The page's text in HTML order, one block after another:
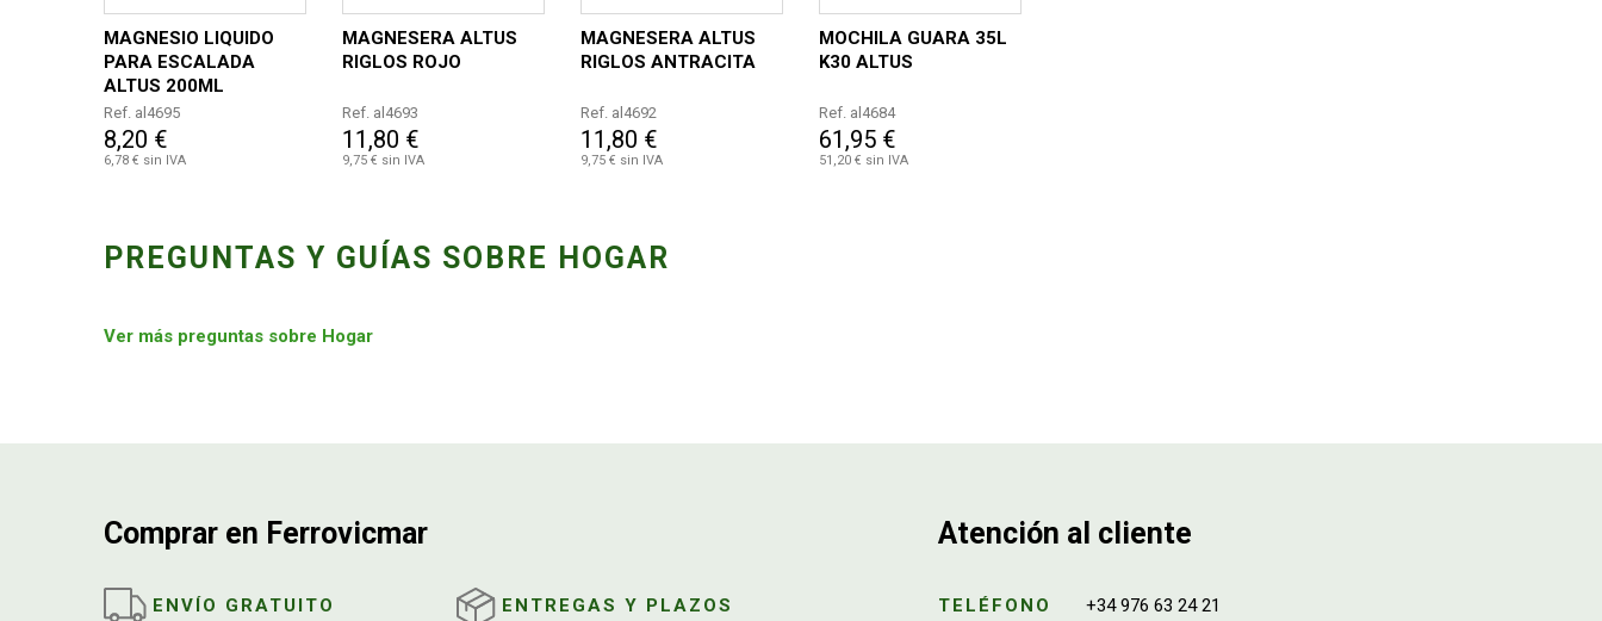
MAGNESIO LIQUIDO
PARA ESCALADA
ALTUS 200ML
Ref. al4695
8,20 €
6,78 € sin IVA
MAGNESERA ALTUS
RIGLOS ROJO
Ref. al4693
11,80 €
9,75 € sin IVA
MAGNESERA ALTUS
RIGLOS ANTRACITA
Ref. al4692
11,80 €
9,75 € sin IVA
MOCHILA GUARA 35L
K30 ALTUS
Ref. al4684
61,95 €
51,20 € sin IVA
PREGUNTAS Y GUÍAS SOBRE HOGAR
Ver más preguntas sobre Hogar
Comprar en Ferrovicmar
ENVÍO GRATUITO ENTREGAS Y PLAZOS
Atención al cliente
TELÉFONO +34 976 63 24 21